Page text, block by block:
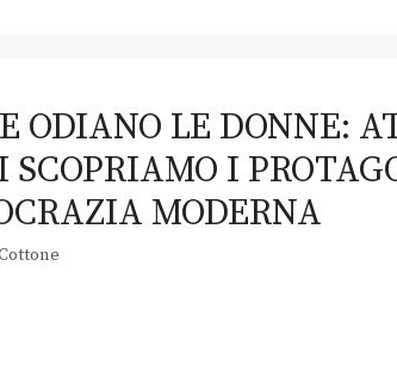
ODIANO LE DONNE:
I
MODERNA